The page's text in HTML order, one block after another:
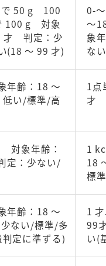
で 50 g 100
100 g 対象
才 判定：少
(18 ～ 99 才)
0-
～
象
な
年齢：18 ～
い/標準/高
1
才
対象年齢：
定：少ない/
1
18
標
年齢：18 ～
ない/標準/多
定に準ずる)
1
99
い(